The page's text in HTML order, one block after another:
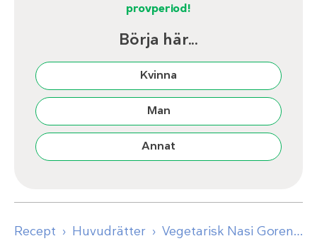
provperiod!
Börja här...
Kvinna
Man
Annat
Recept Huvudrätter Vegetarisk Nasi Goreng